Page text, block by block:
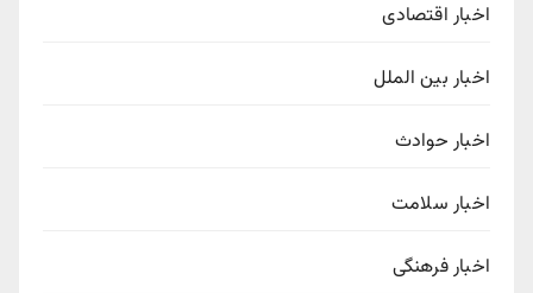
اخبار اقتصادی
اخبار بین الملل
اخبار حوادث
اخبار سلامت
اخبار فرهنگی